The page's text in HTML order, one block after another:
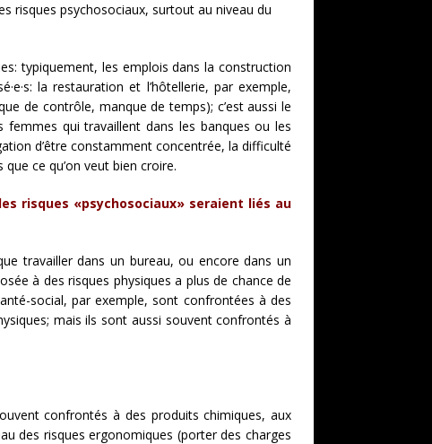
risques psychosociaux, surtout au niveau du
typiquement, les emplois dans la construction
la restauration et l’hôtellerie, par exemple,
de contrôle, manque de temps); c’est aussi le
qui travaillent dans les banques ou les
d’être constamment concentrée, la difficulté
ce qu’on veut bien croire.
risques «psychosociaux» seraient liés au
travailler dans un bureau, ou encore dans un
à des risques physiques a plus de chance de
social, par exemple, sont confrontées à des
mais ils sont aussi souvent confrontés à
confrontés à des produits chimiques, aux
des risques ergonomiques (porter des charges